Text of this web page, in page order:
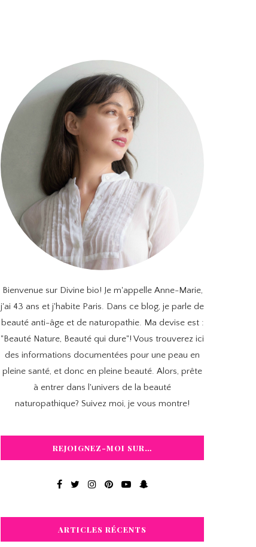
Bienvenue sur Divine bio! Je m'appelle Anne-Marie,
j'ai 43 ans et j'habite Paris. Dans ce blog, je parle de
beauté anti-âge et de naturopathie. Ma devise est :
"Beauté Nature, Beauté qui dure"! Vous trouverez ici
des informations documentées pour une peau en
pleine santé, et donc en pleine beauté. Alors, prête
à entrer dans l'univers de la beauté
naturopathique? Suivez moi, je vous montre!
REJOIGNEZ-MOI SUR…
ARTICLES RÉCENTS